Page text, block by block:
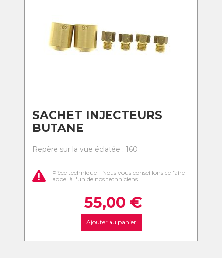
SACHET INJECTEURS
BUTANE
Repère sur la vue éclatée : 160
Pièce technique - Nous vous conseillons de faire
appel à l'un de nos techniciens
55,00 €
Ajouter au panier